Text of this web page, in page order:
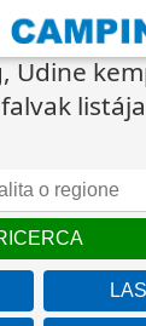
Udine
listája